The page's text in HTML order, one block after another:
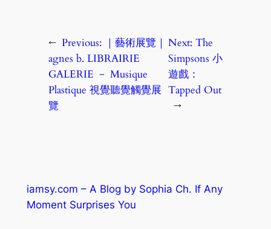
← Previous: ｜藝術展覽｜
agnes b. LIBRAIRIE
GALERIE － Musique
Plastique 視覺聽覺觸覺展
覽
Next: The
Simpsons 小
遊戲：
Tapped Out
→
iamsy.com – A Blog by Sophia Ch. If Any
Moment Surprises You